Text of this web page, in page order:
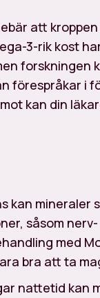
att
3-rik kost
forskningen
förespråkar i
kan din
mineraler
såsom
med
bra att ta
nattetid kan